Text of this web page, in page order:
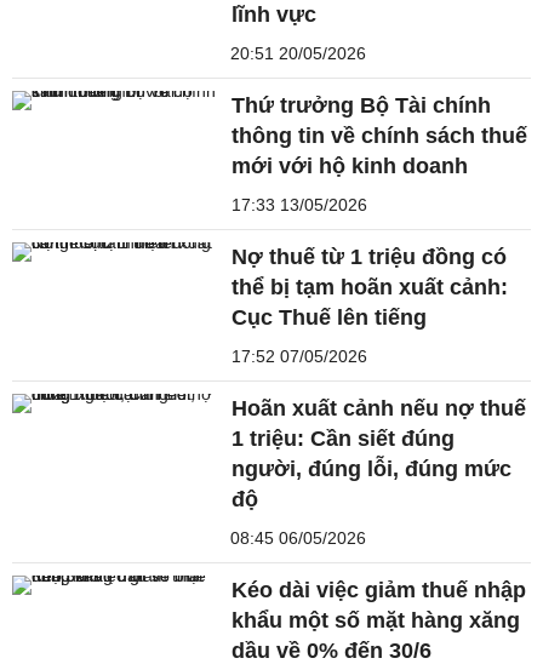
lĩnh vực
20:51 20/05/2026
Thứ trưởng Bộ Tài chính
thông tin về chính sách thuế
mới với hộ kinh doanh
17:33 13/05/2026
Nợ thuế từ 1 triệu đồng có
thể bị tạm hoãn xuất cảnh:
Cục Thuế lên tiếng
17:52 07/05/2026
Hoãn xuất cảnh nếu nợ thuế
1 triệu: Cần siết đúng
người, đúng lỗi, đúng mức
độ
08:45 06/05/2026
Kéo dài việc giảm thuế nhập
khẩu một số mặt hàng xăng
dầu về 0% đến 30/6